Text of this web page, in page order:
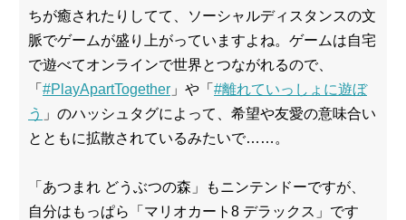
ちが癒されたりしてて、ソーシャルディスタンスの文
脈でゲームが盛り上がっていますよね。ゲームは自宅
で遊べてオンラインで世界とつながれるので、
「 #PlayApartTogether 」や「 #離れていっしょに遊ぼ
う 」のハッシュタグによって、希望や友愛の意味合い
とともに拡散されているみたいで……。
「あつまれ どうぶつの森」もニンテンドーですが、
自分はもっぱら「マリオカート8 デラックス」です